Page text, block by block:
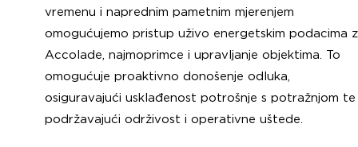
vremenu i naprednim pametnim mjerenjem
omogućujemo pristup uživo energetskim podacima
Accolade, najmoprimce i upravljanje objektima. To
omogućuje proaktivno donošenje odluka,
osiguravajući usklađenost potrošnje s potražnjom te
podržavajući održivost i operativne uštede.